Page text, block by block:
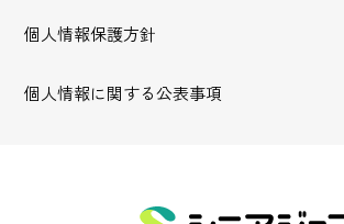
個人情報保護方針
個人情報に関する公表事項